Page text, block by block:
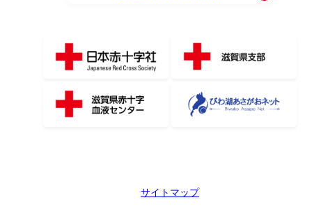
サイトマップ